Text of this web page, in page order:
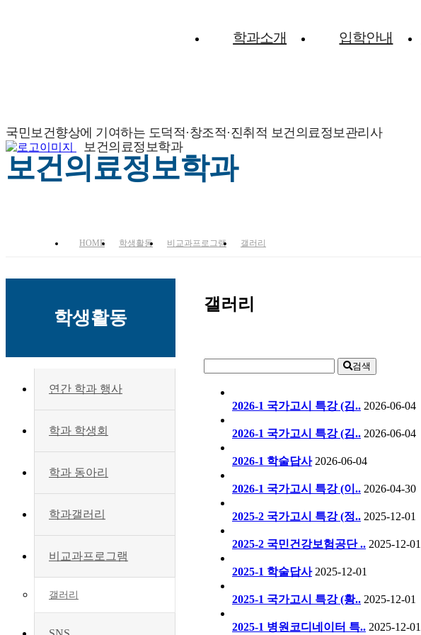
보건의료정보학과
학과소개 입학안내
국민보건향상에 기여하는 도덕적·창조적·진취적 보건의료정보관리사
보건의료정보학과
HOME 학생활동 비교과프로그램 갤러리
학생활동
연간 학과 행사
학과 학생회
학과 동아리
학과갤러리
비교과프로그램
갤러리
갤러리
검색
2026-1 국가고시 특강 (김.. 2026-06-04
2026-1 국가고시 특강 (김.. 2026-06-04
2026-1 학술답사 2026-06-04
2026-1 국가고시 특강 (이.. 2026-04-30
2025-2 국가고시 특강 (정.. 2025-12-01
2025-2 국민건강보험공단 .. 2025-12-01
2025-1 학술답사 2025-12-01
2025-1 국가고시 특강 (황.. 2025-12-01
2025-1 병원코디네이터 특.. 2025-12-01